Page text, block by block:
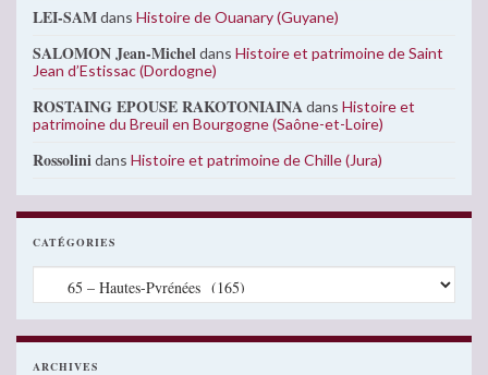
LEI-SAMdans Histoire de Ouanary (Guyane)
SALOMON Jean-Micheldans Histoire et patrimoine de Saint
Jean d’Estissac (Dordogne)
ROSTAING EPOUSE RAKOTONIAINAdans Histoire et
patrimoine du Breuil en Bourgogne (Saône-et-Loire)
Rossolinidans Histoire et patrimoine de Chille (Jura)
CATÉGORIES
Catégories
ARCHIVES